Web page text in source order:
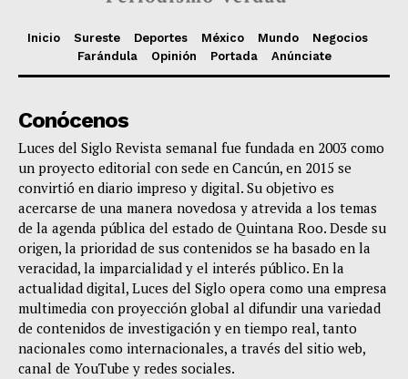
Inicio Sureste Deportes México Mundo
Negocios
Farándula
Opinión Portada Anúnciate
Conócenos
Luces del Siglo Revista semanal fue fundada en 2003 como
un proyecto editorial con sede en Cancún, en 2015 se
convirtió en diario impreso y digital. Su objetivo es
acercarse de una manera novedosa y atrevida a los temas
de la agenda pública del estado de Quintana Roo. Desde su
origen, la prioridad de sus contenidos se ha basado en la
veracidad, la imparcialidad y el interés público. En la
actualidad digital, Luces del Siglo opera como una empresa
multimedia con proyección global al difundir una variedad
de contenidos de investigación y en tiempo real, tanto
nacionales como internacionales, a través del sitio web,
canal de YouTube y redes sociales.